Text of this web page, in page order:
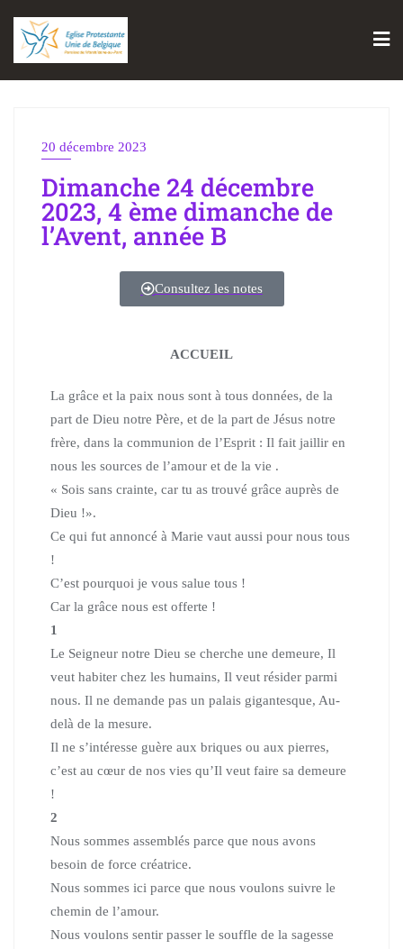
20 décembre 2023
Dimanche 24 décembre
2023, 4 ème dimanche de
l’Avent, année B
Consultez les notes
ACCUEIL
La grâce et la paix nous sont à tous données, de la
part de Dieu notre Père, et de la part de Jésus notre
frère, dans la communion de l’Esprit : Il fait jaillir en
nous les sources de l’amour et de la vie .
« Sois sans crainte, car tu as trouvé grâce auprès de
Dieu !».
Ce qui fut annoncé à Marie vaut aussi pour nous tous
!
C’est pourquoi je vous salue tous !
Car la grâce nous est offerte !
1
Le Seigneur notre Dieu se cherche une demeure, Il
veut habiter chez les humains, Il veut résider parmi
nous. Il ne demande pas un palais gigantesque, Au-
delà de la mesure.
Il ne s’intéresse guère aux briques ou aux pierres,
c’est au cœur de nos vies qu’Il veut faire sa demeure
!
2
Nous sommes assemblés parce que nous avons
besoin de force créatrice.
Nous sommes ici parce que nous voulons suivre le
chemin de l’amour.
Nous voulons sentir passer le souffle de la sagesse